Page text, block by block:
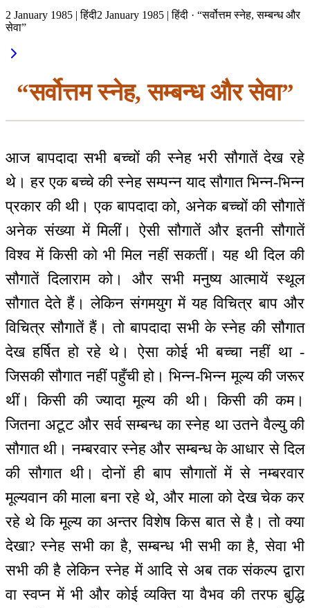
2 January 1985 | हिंदी2 January 1985 | हिंदी · “सर्वोत्तम स्नेह, सम्बन्ध और
सेवा”
“सर्वोत्तम स्नेह, सम्बन्ध और सेवा”
आज बापदादा सभी बच्चों की स्नेह भरी सौगातें देख रहे
थे। हर एक बच्चे की स्नेह सम्पन्न याद सौगात भिन्न-भिन्न
प्रकार की थी। एक बापदादा को, अनेक बच्चों की सौगातें
अनेक संख्या में मिलीं। ऐसी सौगातें और इतनी सौगातें
विश्व में किसी को भी मिल नहीं सकतीं। यह थी दिल की
सौगातें दिलाराम को। और सभी मनुष्य आत्मायें स्थूल
सौगात देते हैं। लेकिन संगमयुग में यह विचित्र बाप और
विचित्र सौगातें हैं। तो बापदादा सभी के स्नेह की सौगात
देख हर्षित हो रहे थे। ऐसा कोई भी बच्चा नहीं था -
जिसकी सौगात नहीं पहुँची हो। भिन्न-भिन्न मूल्य की जरूर
थीं। किसी की ज्यादा मूल्य की थी। किसी की कम।
जितना अटूट और सर्व सम्बन्ध का स्नेह था उतने वैल्यु की
सौगात थी। नम्बरवार स्नेह और सम्बन्ध के आधार से दिल
की सौगात थी। दोनों ही बाप सौगातों में से नम्बरवार
मूल्यवान की माला बना रहे थे, और माला को देख चेक कर
रहे थे कि मूल्य का अन्तर विशेष किस बात से है। तो क्या
देखा? स्नेह सभी का है, सम्बन्ध भी सभी का है, सेवा भी
सभी की है लेकिन स्नेह में आदि से अब तक संकल्प द्वारा
वा स्वप्न में भी और कोई व्यक्ति या वैभव की तरफ बुद्धि